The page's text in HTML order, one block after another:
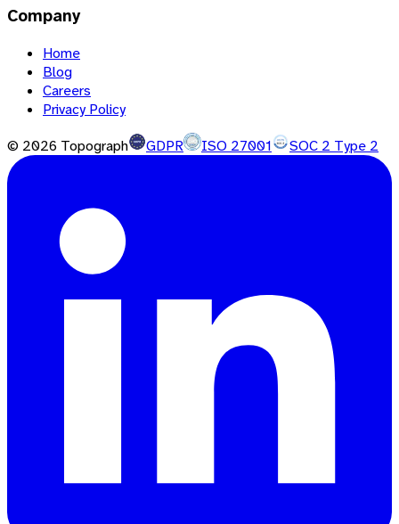
Company
Home
Blog
Careers
Privacy Policy
© 2026 Topograph GDPR ISO 27001 SOC 2 Type 2